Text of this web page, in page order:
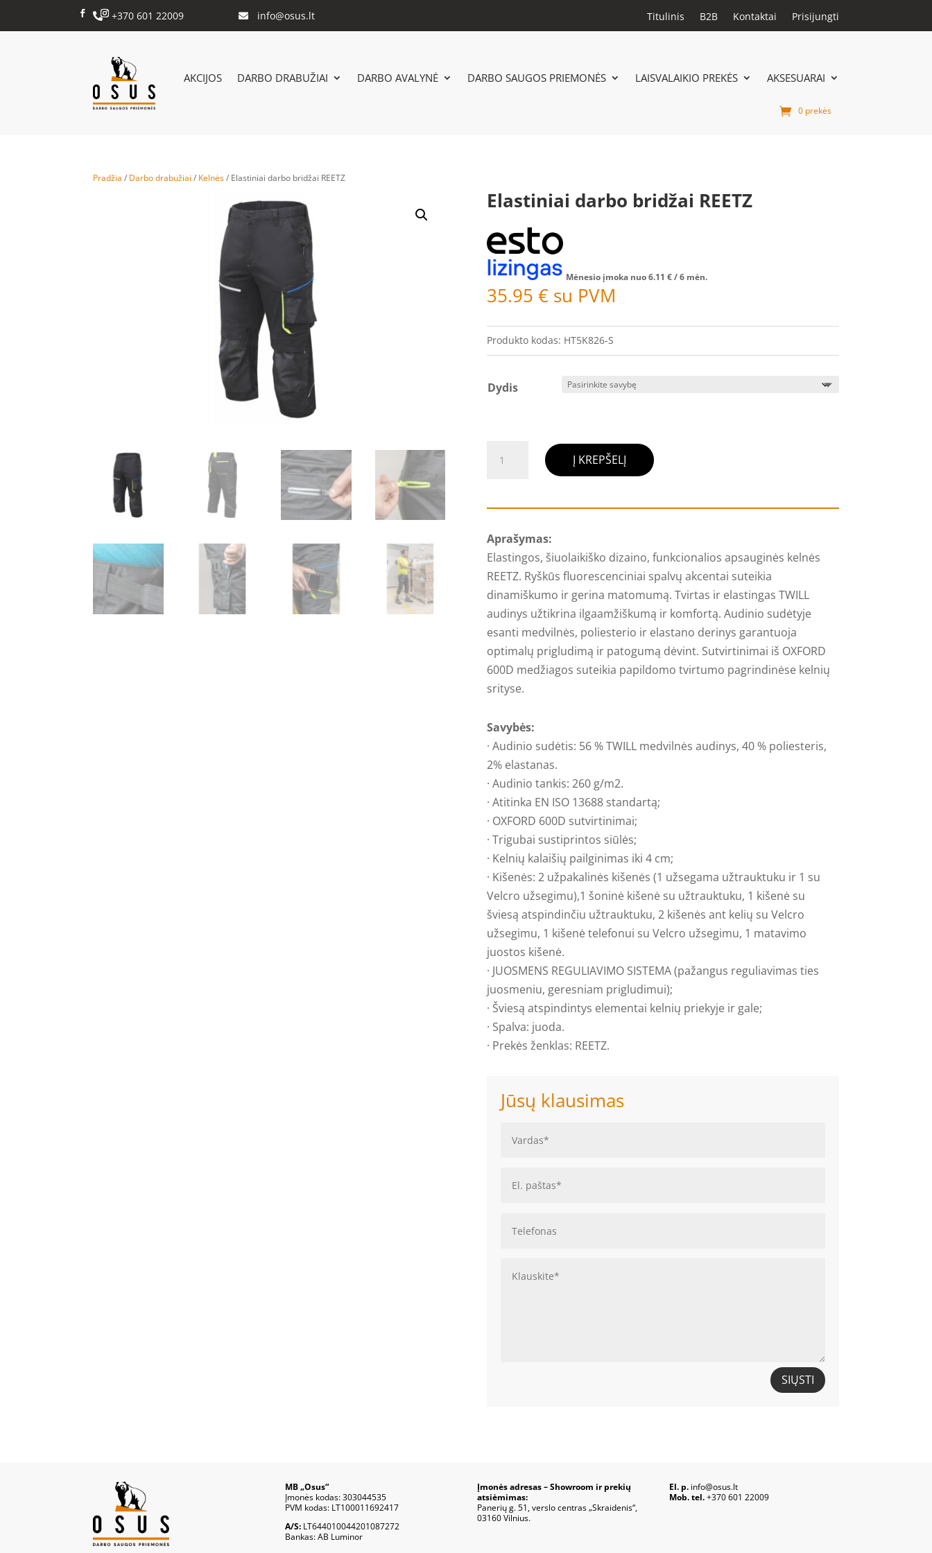
 +370 601 22009  info@osus.lt Titulinis B2B Kontaktai Prisijungti
AKCIJOS DARBO DRABUŽIAI DARBO AVALYNĖ DARBO SAUGOS PRIEMONĖS LAISVALAIKIO PREKĖS AKSESUARAI
0 prekės
Pradžia / Darbo drabužiai / Kelnės/ Elastiniai darbo bridžai REETZ
Elastiniai darbo bridžai REETZ
Mėnesio įmoka nuo6.11 €/ 6 mėn.
35.95 € su PVM
Produkto kodas: HT5K826-S
Dydis
kiekis:
darbo
REETZ
Į KREPŠELĮ
Aprašymas:
Elastingos, šiuolaikiško dizaino, funkcionalios apsauginės kelnės
REETZ. Ryškūs fluorescenciniai spalvų akcentai suteikia
dinamiškumo ir gerina matomumą. Tvirtas ir elastingas TWILL
audinys užtikrina ilgaamžiškumą ir komfortą. Audinio sudėtyje
esanti medvilnės, poliesterio ir elastano derinys garantuoja
optimalų prigludimą ir patogumą dėvint. Sutvirtinimai iš OXFORD
600D medžiagos suteikia papildomo tvirtumo pagrindinėse kelnių
srityse.
Savybės:
· Audinio sudėtis: 56 % TWILL medvilnės audinys, 40 % poliesteris,
2% elastanas.
· Audinio tankis: 260 g/m2.
· Atitinka EN ISO 13688 standartą;
· OXFORD 600D sutvirtinimai;
· Trigubai sustiprintos siūlės;
· Kelnių kalaišių pailginimas iki 4 cm;
· Kišenės: 2 užpakalinės kišenės (1 užsegama užtrauktuku ir 1 su
Velcro užsegimu),1 šoninė kišenė su užtrauktuku, 1 kišenė su
šviesą atspindinčiu užtrauktuku, 2 kišenės ant kelių su Velcro
užsegimu, 1 kišenė telefonui su Velcro užsegimu, 1 matavimo
juostos kišenė.
· JUOSMENS REGULIAVIMO SISTEMA (pažangus reguliavimas ties
juosmeniu, geresniam prigludimui);
· Šviesą atspindintys elementai kelnių priekyje ir gale;
· Spalva: juoda.
· Prekės ženklas: REETZ.
Jūsų klausimas
SIŲSTI
MB „Osus“
Įmonės kodas: 303044535
PVM kodas: LT100011692417
A/S: LT644010044201087272
Bankas: AB Luminor
Įmonės adresas – Showroom ir prekių
atsiėmimas:
Panerių g. 51, verslo centras „Skraidenis“,
03160 Vilnius.
El. p.info@osus.lt
Mob. tel.+370 601 22009